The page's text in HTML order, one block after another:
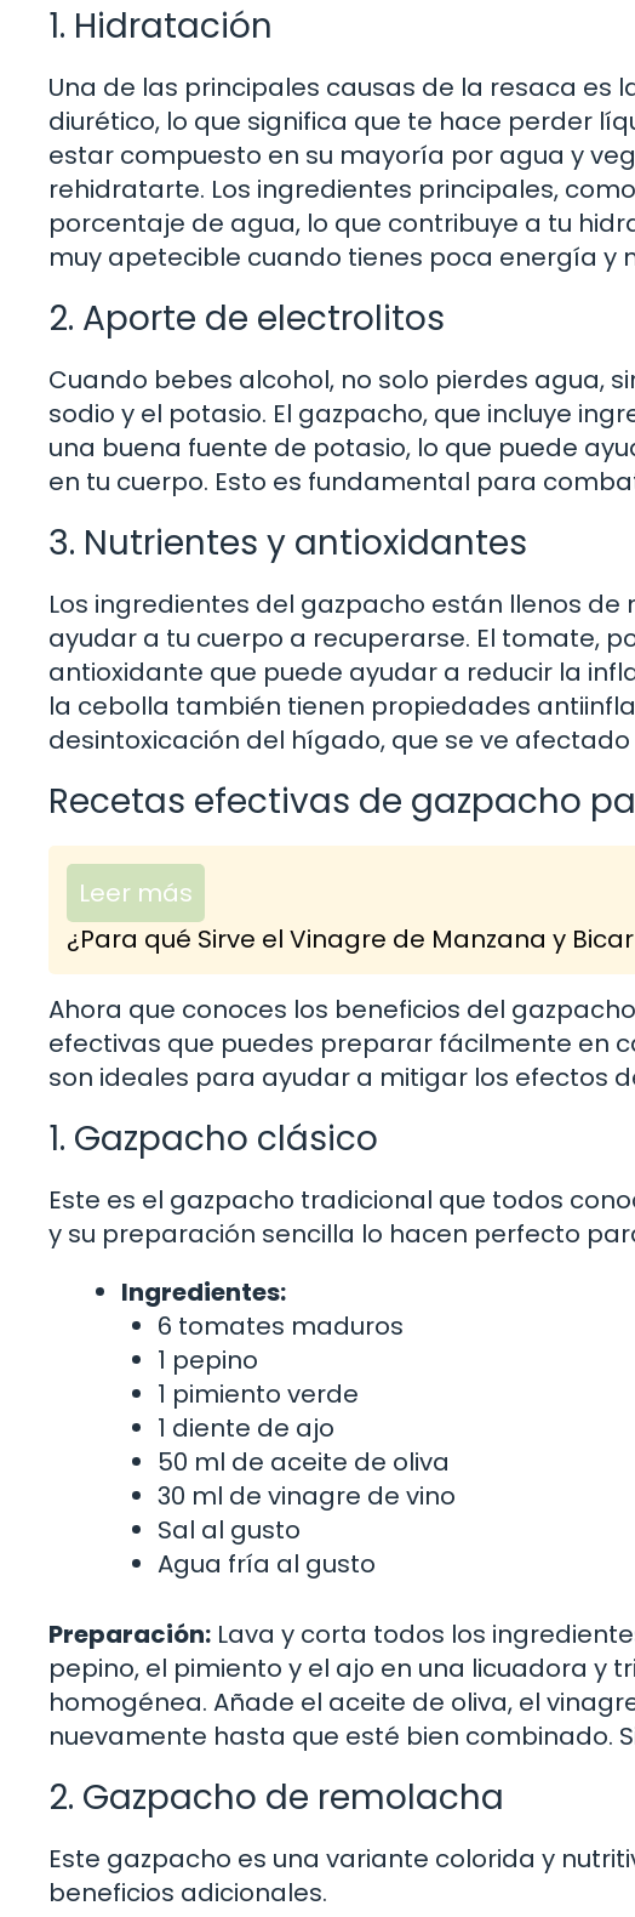
1. Hidratación
Una de las principales causas de la resaca es
diurético, lo que significa que te hace perder
estar compuesto en su mayoría por agua y
rehidratarte. Los ingredientes principales,
porcentaje de agua, lo que contribuye a tu
muy apetecible cuando tienes poca energía y
2. Aporte de electrolitos
Cuando bebes alcohol, no solo pierdes agua,
sodio y el potasio. El gazpacho, que incluye
una buena fuente de potasio, lo que puede
en tu cuerpo. Esto es fundamental para
3. Nutrientes y antioxidantes
Los ingredientes del gazpacho están llenos
ayudar a tu cuerpo a recuperarse. El tomate,
antioxidante que puede ayudar a reducir la
la cebolla también tienen propiedades
desintoxicación del hígado, que se ve
Recetas efectivas de gazpacho
Leer más
¿Para qué Sirve el Vinagre de Manzana y
Ahora que conoces los beneficios del
efectivas que puedes preparar fácilmente en
son ideales para ayudar a mitigar los efectos
1. Gazpacho clásico
Este es el gazpacho tradicional que todos
y su preparación sencilla lo hacen perfecto
Ingredientes:
6 tomates maduros
1 pepino
1 pimiento verde
1 diente de ajo
50 ml de aceite de oliva
30 ml de vinagre de vino
Sal al gusto
Agua fría al gusto
Preparación: Lava y corta todos los
pepino, el pimiento y el ajo en una licuadora y
homogénea. Añade el aceite de oliva, el
nuevamente hasta que esté bien combinado.
2. Gazpacho de remolacha
Este gazpacho es una variante colorida y
beneficios adicionales.